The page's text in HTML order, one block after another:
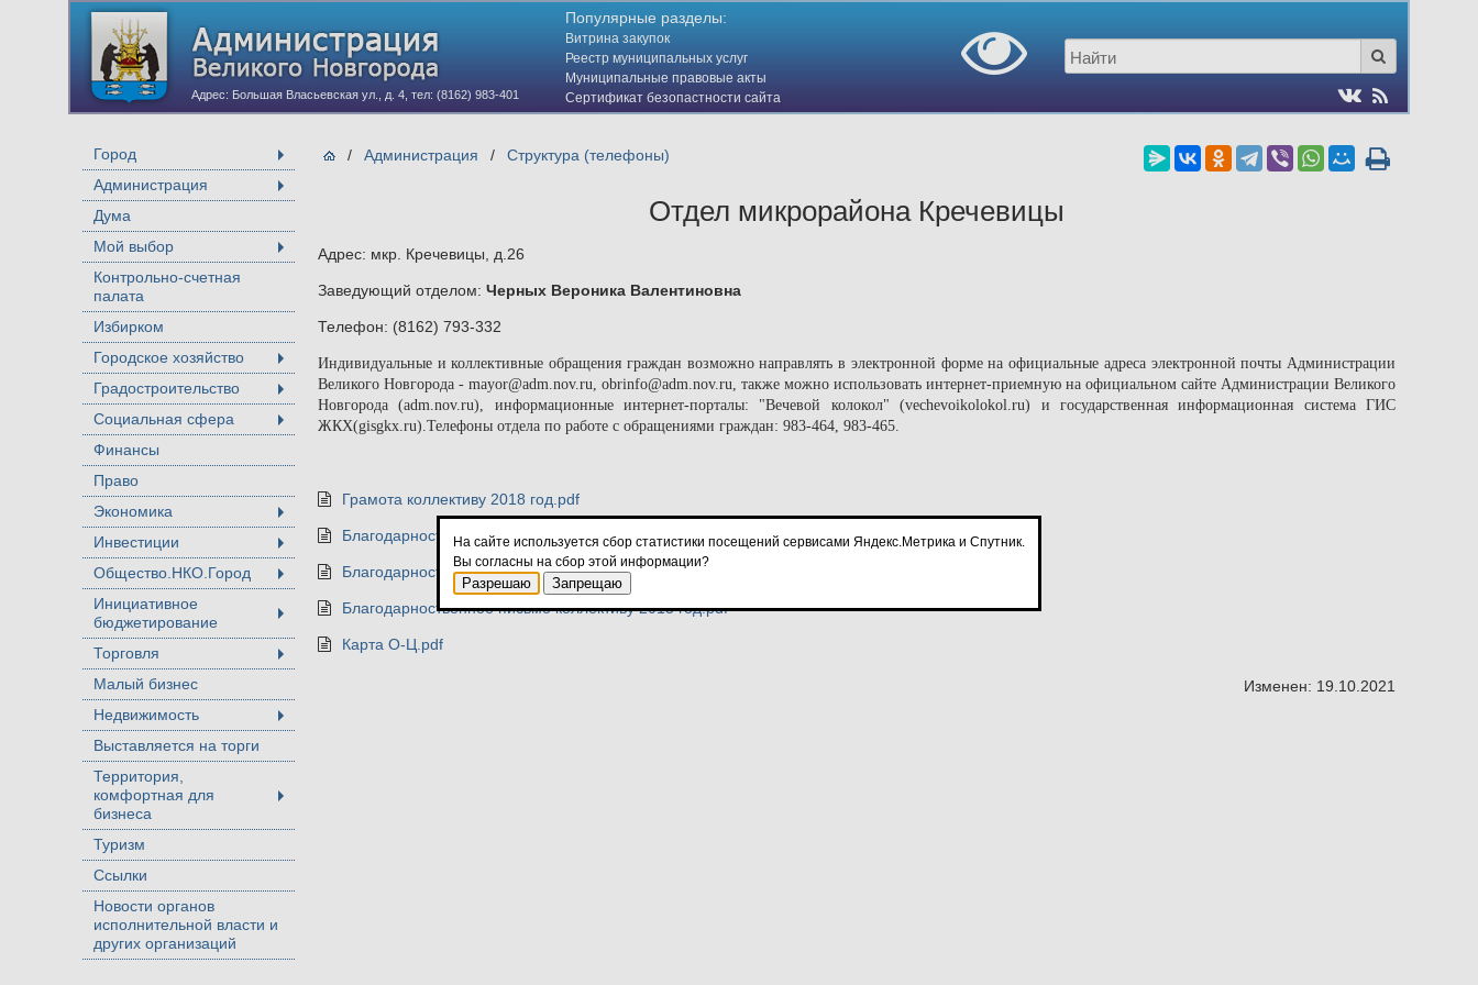
Адрес: Большая Власьевская ул., д. 4, тел: (8162) 983-401
Популярные разделы:
Витрина закупок
Реестр муниципальных услуг
Муниципальные правовые акты
Сертификат безопастности сайта
(HTTPS)
Город
Администрация
Дума
Мой выбор
Контрольно-счетная
палата
Избирком
Городское хозяйство
Градостроительство
Социальная сфера
Финансы
Право
Экономика
Инвестиции
Общество.НКО.Город
Инициативное
бюджетирование
Торговля
Малый бизнес
Недвижимость
Выставляется на торги
Территория,
комфортная для
бизнеса
Туризм
Ссылки
Новости органов
исполнительной власти и
других организаций
/ Администрация / Структура (телефоны)
Отдел микрорайона Кречевицы
Адрес: мкр. Кречевицы, д.26
Заведующий отделом: Черных Вероника Валентиновна
Телефон: (8162) 793-332
Индивидуальные и коллективные обращения граждан возможно направлять в электронной форме на официальные адреса электронной почты Администрации
Великого Новгорода - mayor@adm.nov.ru, obrinfo@adm.nov.ru, также можно использовать интернет-приемную на официальном сайте Администрации Великого
Новгорода (adm.nov.ru), информационные интернет-порталы: "Вечевой колокол" (vechevoikolokol.ru) и государственная информационная система ГИС
ЖКХ(gisgkx.ru).Телефоны отдела по работе с обращениями граждан: 983-464, 983-465.
Грамота коллективу 2018 год.pdf
Благодарность коллективу 2018 год.pdf
Благодарность коллективу 2011 год.pdf
Благодарноcтвенное письмо коллективу 2015 год.pdf
Карта О-Ц.pdf
Изменен: 19.10.2021
На сайте используется сбор статистики посещений сервисами Яндекс.Метрика и Спутник.
Вы согласны на сбор этой информации?
Разрешаю Запрещаю